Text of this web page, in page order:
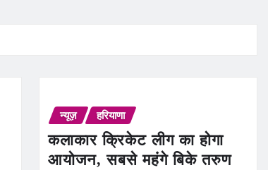
न्यूज़ हरियाणा
कलाकार क्रिकेट लीग का होगा
आयोजन, सबसे महंगे बिके तरुण